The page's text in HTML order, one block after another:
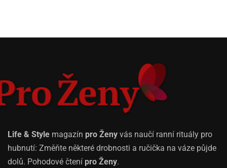
Life & Style magazín pro Ženy vás naučí ranní rituály pro
hubnutí: Změňte některé drobnosti a ručička na váze půjde
dolů. Pohodové čtení pro Ženy.